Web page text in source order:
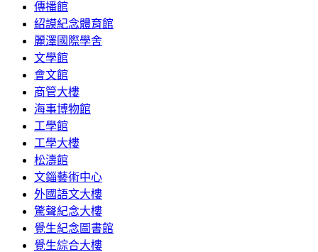
傳播館
紹謨紀念體育館
麗澤國際學舍
文學館
會文館
商管大樓
海事博物館
工學館
工學大樓
松濤館
文錙藝術中心
外國語文大樓
驚聲紀念大樓
覺生紀念圖書館
覺生綜合大樓